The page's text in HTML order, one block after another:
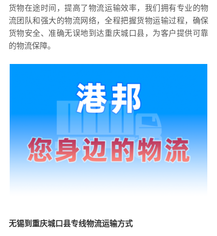
货物在途时间，提高了物流运输效率，我们拥有专业的物
流团队和强大的物流网络，全程把握货物运输过程，确保
货物安全、准确无误地到达重庆城口县，为客户提供可靠
的物流保障。
无锡到重庆城口县专线物流运输方式